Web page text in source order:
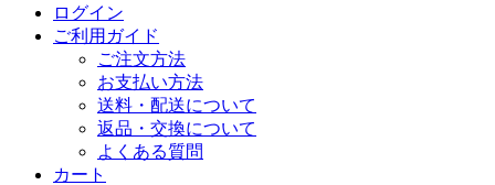
ログイン
ご利用ガイド
ご注文方法
お支払い方法
送料・配送について
返品・交換について
よくある質問
カート